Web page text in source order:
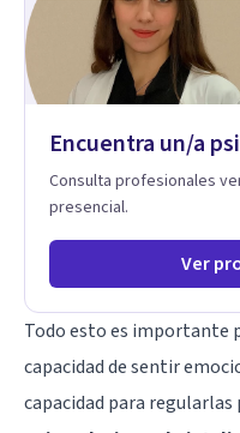
Encuentra un/a
Consulta profesionales
presencial.
Ver
Todo esto es importante
capacidad de sentir
capacidad para